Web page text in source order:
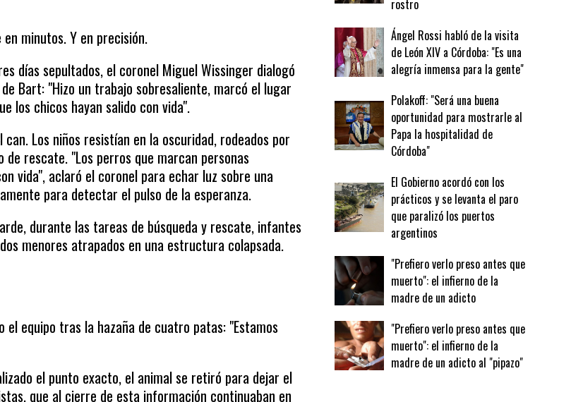
minutos. Y en precisión.
días sepultados, el coronel Miguel Wissinger dialogó
Bart: "Hizo un trabajo sobresaliente, marcó el lugar
los chicos hayan salido con vida".
Los niños resistían en la oscuridad, rodeados por
rescate. "Los perros que marcan personas
vida", aclaró el coronel para echar luz sobre una
para detectar el pulso de la esperanza.
durante las tareas de búsqueda y rescate, infantes
menores atrapados en una estructura colapsada.
equipo tras la hazaña de cuatro patas: "Estamos
el punto exacto, el animal se retiró para dejar el
que al cierre de esta información continuaban en
rostro
Ángel Rossi habló de la visita
de León XIV a Córdoba: "Es una
alegría inmensa para la gente"
Polakoff: "Será una buena
oportunidad para mostrarle al
Papa la hospitalidad de
Córdoba"
El Gobierno acordó con los
prácticos y se levanta el paro
que paralizó los puertos
argentinos
"Prefiero verlo preso antes que
muerto": el infierno de la
madre de un adicto
"Prefiero verlo preso antes que
muerto": el infierno de la
madre de un adicto al "pipazo"